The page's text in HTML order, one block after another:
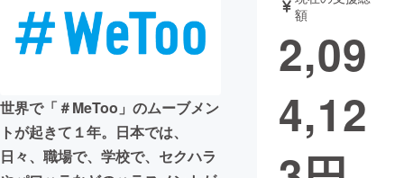
テクノロジー・ガジェット
映像・映画 書籍・雑誌
ビジネス・起業 チャレンジ
まちづくり・地域活性化
世界で「＃MeToo」のムーブメン
トが起きて１年。日本では、
日々、職場で、学校で、セクハラ
額
2,09
4,12